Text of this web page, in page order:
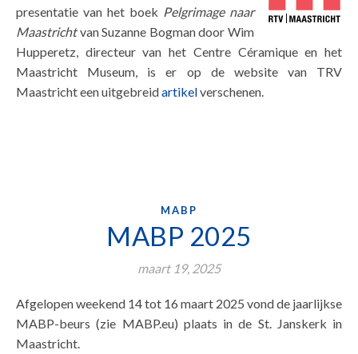
presentatie van het boek Pelgrimage naar
Maastrichtvan Suzanne Bogman door Wim
Hupperetz, directeur van het Centre Céramique en het
Maastricht Museum, is er op de website van TRV
Maastricht een uitgebreidartikelverschenen.
MABP
MABP 2025
maart 19, 2025
Afgelopen weekend 14 tot 16 maart 2025 vond de jaarlijkse
MABP-beurs (zie MABP.eu) plaats in de St. Janskerk in
Maastricht.